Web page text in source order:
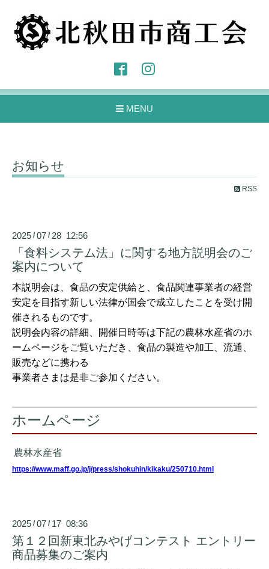
MENU
お知らせ
RSS
2025 /07 / 28 12:56
「食料システム法」に関する地方説明会のご
案内について
本説明会は、食品の安定供給と、食品関連事業者の経営
安定を目指す新しい法律が国会で成立したことを受け開
催されるものです。
説明会内容の詳細、開催日時等は下記の農林水産省のホ
ームページをご覧いただき、食品の製造や加工、流通、
販売などに携わる
事業者さまは是非ご参加ください。
ホームページ
農林水産省
https://www.maff.go.jp/j/press/shokuhin/kikaku/250710.html
2025 /07 / 17 08:36
第１２回新東北みやげコンテスト エントリー
商品募集のご案内